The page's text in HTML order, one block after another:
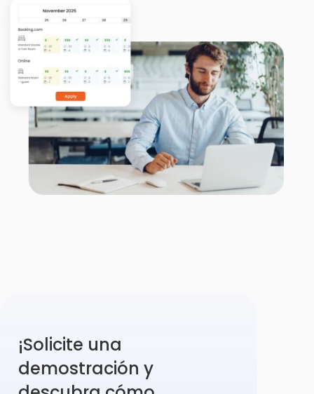
¡Solicite una
demostración y